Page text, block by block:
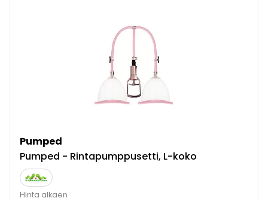
Pumped
Pumped - Rintapumppusetti, L-koko
Hinta alkaen